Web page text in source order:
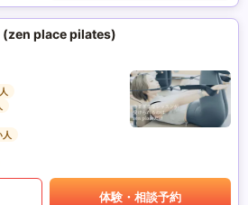
(zen place pilates)
人
体験・相談予約